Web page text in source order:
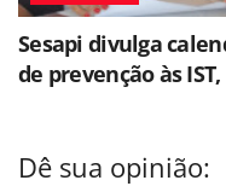
Sesapi divulga
de prevenção às
Dê sua opinião: